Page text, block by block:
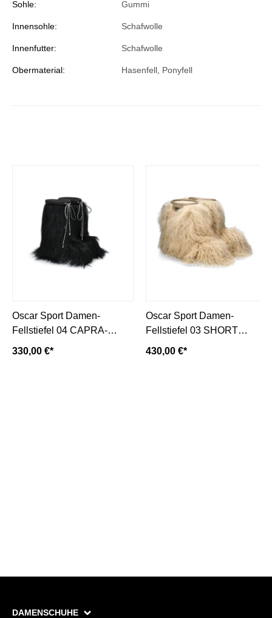
Sohle: Gummi
Innensohle: Schafwolle
Innenfutter: Schafwolle
Obermaterial: Hasenfell, Ponyfell
Oscar Sport Damen-
Fellstiefel 04 CAPRA-
black/ schwarz
330,00 €*
Oscar Sport Damen-
Fellstiefel 03 SHORT
MONGOLIA- beige
430,00 €*
DAMENSCHUHE